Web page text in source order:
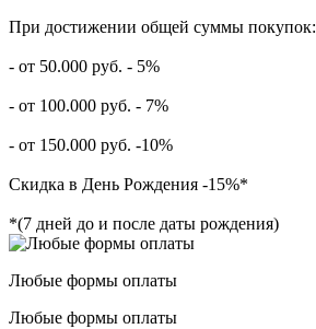
При достижении общей суммы покупок:
- от 50.000 руб. - 5%
- от 100.000 руб. - 7%
- от 150.000 руб. -10%
Скидка в День Рождения -15%*
*(7 дней до и после даты рождения)
Любые формы оплаты
Любые формы оплаты